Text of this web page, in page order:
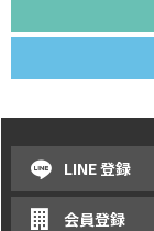
LINE 登録
会員登録